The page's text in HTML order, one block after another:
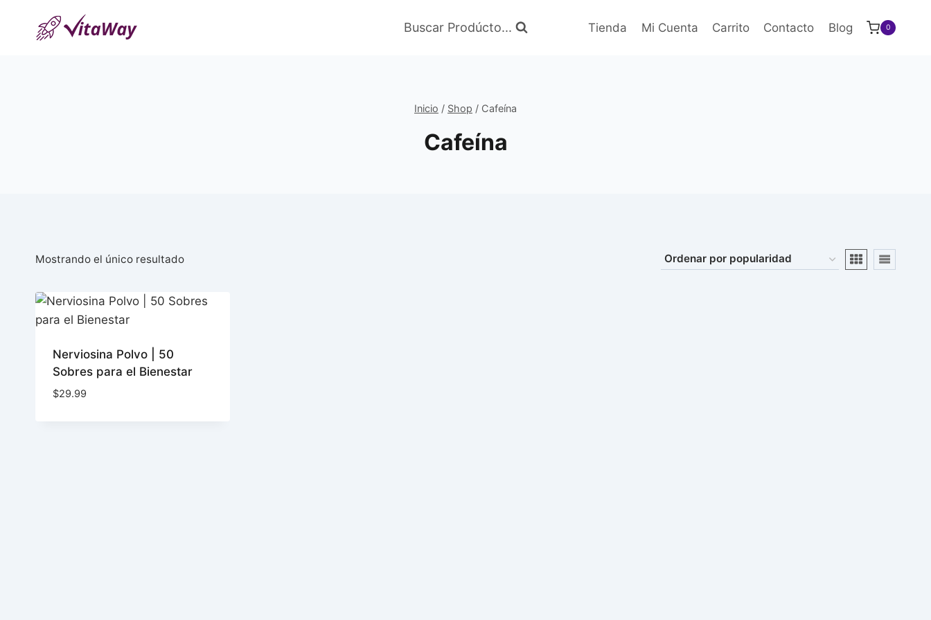
Buscar Prodúcto... Tienda Mi Cuenta Carrito Contacto Blog 0
Inicio / Shop / Cafeína
Cafeína
Mostrando el único resultado
Nerviosina Polvo | 50
Sobres para el Bienestar
$29.99